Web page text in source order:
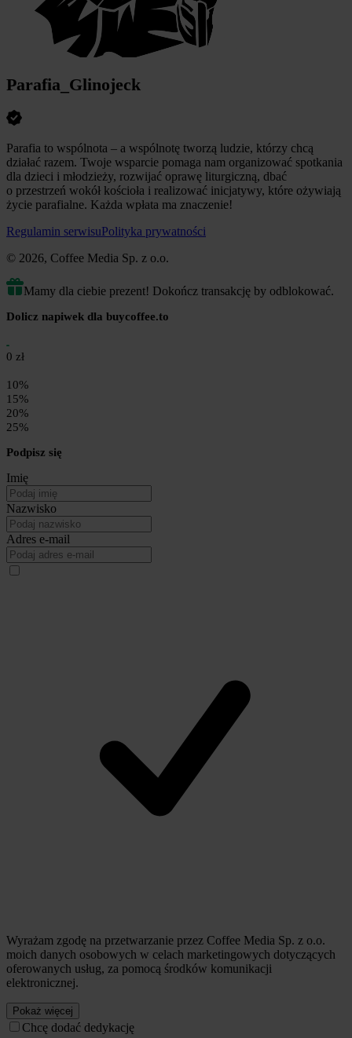
Parafia_Glinojeck
Parafia to wspólnota – a wspólnotę tworzą ludzie, którzy chcą
działać razem. Twoje wsparcie pomaga nam organizować spotkania
dla dzieci i młodzieży, rozwijać oprawę liturgiczną, dbać
o przestrzeń wokół kościoła i realizować inicjatywy, które ożywiają
życie parafialne. Każda wpłata ma znaczenie!
Regulamin serwisuPolityka prywatności
© 2026, Coffee Media Sp. z o.o.
Mamy dla ciebie prezent! Dokończ transakcję by odblokować.
Dolicz napiwek dla buycoffee.to
0 zł
10%
15%
20%
25%
Podpisz się
Imię
Nazwisko
Adres e-mail
Wyrażam zgodę na przetwarzanie przez Coffee Media Sp. z o.o.
moich danych osobowych w celach marketingowych dotyczących
oferowanych usług, za pomocą środków komunikacji
elektronicznej.
Pokaż więcej
Chcę dodać dedykację